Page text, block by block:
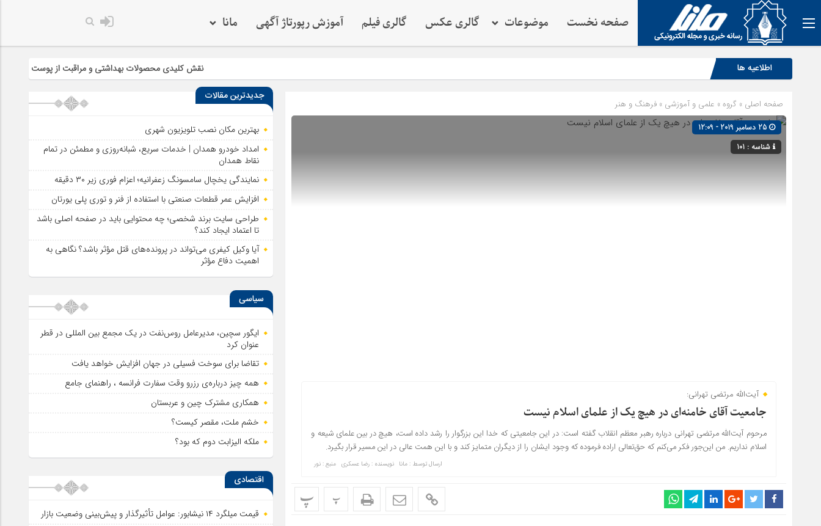
صفحه نخست موضوعات گالری عکس گالری فیلم آموزش رپورتاژ آگهی مانا
اطلاعیه ها نقش کلیدی محصولات بهداشتی و مراقبت از پوست در سلامت و زیبایی
صفحه اصلی » گروه » علمی و آموزشی » فرهنگ و هنر
شناسه : 101
آیت‌الله مرتضی تهرانی:
جامعیت آقای خامنه‌ای در هیچ یک از علمای اسلام نیست
مرحوم آیت‌الله مرتضی تهرانی درباره رهبر معظم انقلاب گفته است: در این جامعیتی که خدا این بزرگوار را رشد داده است، هیچ در بین علمای شیعه و
اسلام نداریم. من این‌جور فکر می‌کنم که حق‌تعالی اراده فرموده که وجود ایشان را از دیگران متمایز کند و با این همت عالی در این مسیر قرار بگیرد.
ارسال توسط : مانا نویسنده : رضا عسکری منبع : نور
پ پ
جدیدترین مقالات
بهترین مکان نصب تلویزیون شهری
امداد خودرو همدان | خدمات سریع، شبانه‌روزی و مطمئن در تمام
نقاط همدان
نمایندگی یخچال سامسونگ زعفرانیه؛ اعزام فوری زیر ۳۰ دقیقه
افزایش عمر قطعات صنعتی با استفاده از فنر و توری پلی یورتان
طراحی سایت برند شخصی؛ چه محتوایی باید در صفحه اصلی باشد
تا اعتماد ایجاد کند؟
آیا وکیل کیفری می‌تواند در پرونده‌های قتل مؤثر باشد؟ نگاهی به
اهمیت دفاع مؤثر
سیاسی
ایگور سچین، مدیرعامل روس‌نفت در یک مجمع بین المللی در قطر
عنوان کرد
تقاضا برای سوخت فسیلی در جهان افزایش خواهد یافت
همه چیز درباره‌ی رزرو وقت سفارت فرانسه ، راهنمای جامع
همکاری مشترک چین و عربستان
خشم ملت، مقصر کیست؟
ملکه الیزابت دوم که بود؟
اقتصادی
قیمت میلگرد ۱۴ نیشابور: عوامل تأثیرگذار و پیش‌بینی وضعیت بازار